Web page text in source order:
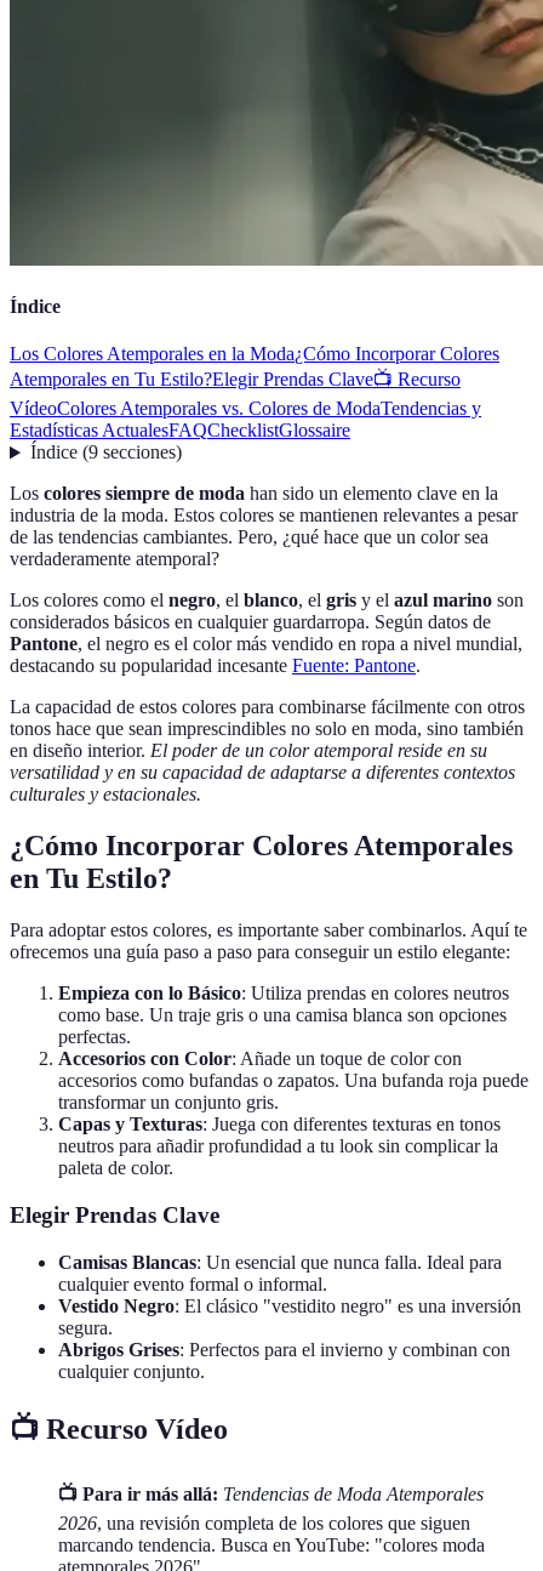
Índice
Los Colores Atemporales en la Moda¿Cómo Incorporar Colores
Atemporales en Tu Estilo?Elegir Prendas Clave📺 Recurso
VídeoColores Atemporales vs. Colores de ModaTendencias y
Estadísticas ActualesFAQChecklistGlossaire
Índice(9 secciones)
Los colores siempre de moda han sido un elemento clave en la
industria de la moda. Estos colores se mantienen relevantes a pesar
de las tendencias cambiantes. Pero, ¿qué hace que un color sea
verdaderamente atemporal?
Los colores como el negro, el blanco, el gris y el azul marino son
considerados básicos en cualquier guardarropa. Según datos de
Pantone, el negro es el color más vendido en ropa a nivel mundial,
destacando su popularidad incesante Fuente: Pantone.
La capacidad de estos colores para combinarse fácilmente con otros
tonos hace que sean imprescindibles no solo en moda, sino también
en diseño interior. El poder de un color atemporal reside en su
versatilidad y en su capacidad de adaptarse a diferentes contextos
culturales y estacionales.
¿Cómo Incorporar Colores Atemporales
en Tu Estilo?
Para adoptar estos colores, es importante saber combinarlos. Aquí te
ofrecemos una guía paso a paso para conseguir un estilo elegante:
Empieza con lo Básico: Utiliza prendas en colores neutros
como base. Un traje gris o una camisa blanca son opciones
perfectas.
Accesorios con Color: Añade un toque de color con
accesorios como bufandas o zapatos. Una bufanda roja puede
transformar un conjunto gris.
Capas y Texturas: Juega con diferentes texturas en tonos
neutros para añadir profundidad a tu look sin complicar la
paleta de color.
Elegir Prendas Clave
Camisas Blancas: Un esencial que nunca falla. Ideal para
cualquier evento formal o informal.
Vestido Negro: El clásico "vestidito negro" es una inversión
segura.
Abrigos Grises: Perfectos para el invierno y combinan con
cualquier conjunto.
📺 Recurso Vídeo
📺 Para ir más allá: Tendencias de Moda Atemporales
2026, una revisión completa de los colores que siguen
marcando tendencia. Busca en YouTube: "colores moda